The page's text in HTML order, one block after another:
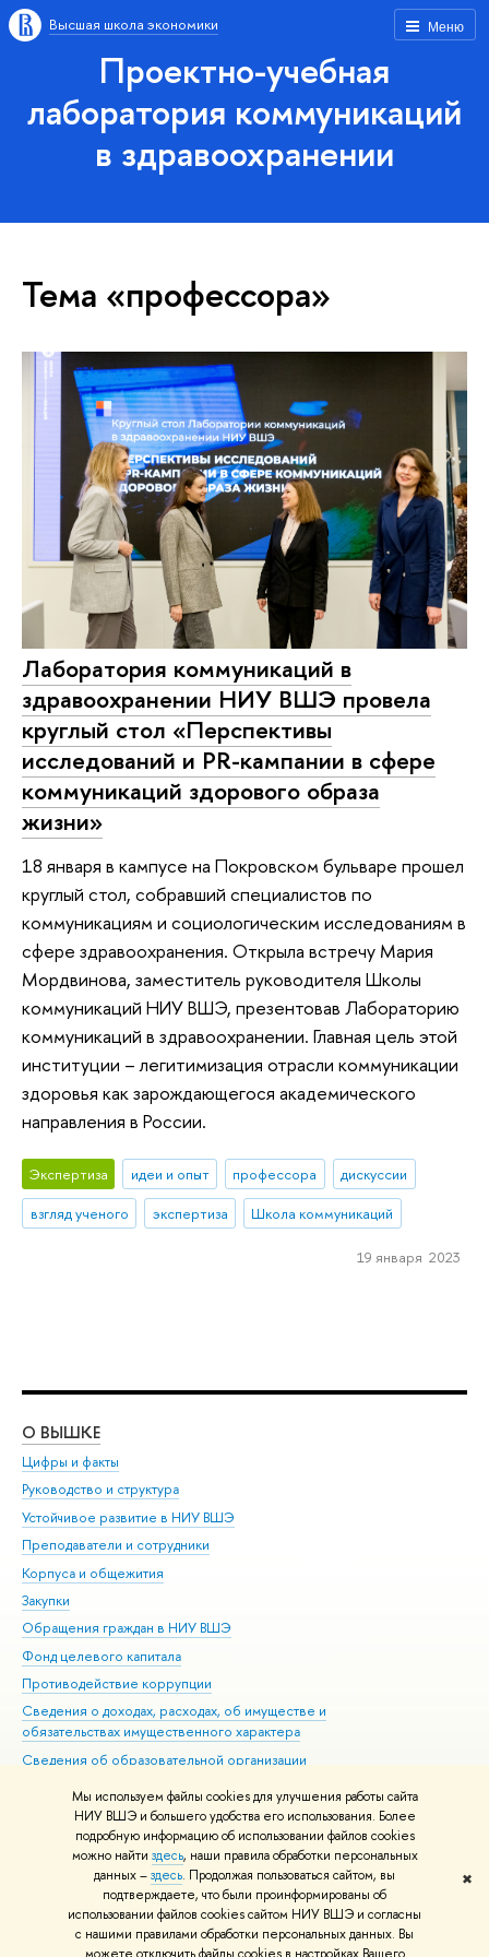
Мы используем файлы cookies для улучшения работы сайта
НИУ ВШЭ и большего удобства его использования. Более
подробную информацию об использовании файлов cookies
можно найти здесь, наши правила обработки персональных
данных –здесь. Продолжая пользоваться сайтом, вы
подтверждаете, что были проинформированы об
использовании файлов cookies сайтом НИУ ВШЭ и согласны
с нашими правилами обработки персональных данных. Вы
✖
Меню
Высшая школа экономики
Проектно-учебная
лаборатория коммуникаций
в здравоохранении
Тема «профессора»
Лаборатория коммуникаций в
здравоохранении НИУ ВШЭ провела
круглый стол «Перспективы
исследований и PR-кампании в сфере
коммуникаций здорового образа
жизни»
18 января в кампусе на Покровском бульваре прошел
круглый стол, собравший специалистов по
коммуникациям и социологическим исследованиям в
сфере здравоохранения. Открыла встречу Мария
Мордвинова, заместитель руководителя Школы
коммуникаций НИУ ВШЭ, презентовав Лабораторию
коммуникаций в здравоохранении. Главная цель этой
институции – легитимизация отрасли коммуникации
здоровья как зарождающегося академического
направления в России.
Экспертиза идеи и опыт профессора
дискуссии
взгляд ученого
экспертиза Школа коммуникаций
19 января 2023
О ВЫШКЕ
Цифры и факты
Руководство и структура
Устойчивое развитие в НИУ ВШЭ
Преподаватели и сотрудники
Корпуса и общежития
Закупки
Обращения граждан в НИУ ВШЭ
Фонд целевого капитала
Противодействие коррупции
Сведения о доходах, расходах, об имуществе и
обязательствах имущественного характера
Сведения об образовательной организации
Людям с ограниченными возможностями здоровья
Единая платежная страница
Работа в Вышке
© НИУ ВШЭ 1993–2026 Адреса и контакты Условия использования
материалов Политика конфиденциальности Карта сайта